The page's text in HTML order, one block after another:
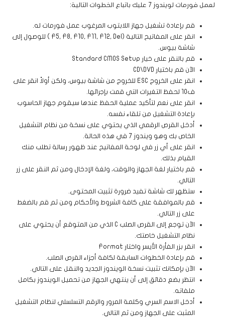
لعمل فورمات لويندوز 7 عليك باتباع الخطوات التالية:
قم بإعادة تشغيل جهاز اللابتوب المرغوب عمل فورمات له.
انقر على المفاتيح التالية (F5, F8, F10, F11, F12, Del ) للوصول إلى
شاشة بيوس.
قم بالنقر على خيار Standard CMOS Setup
الآن قم باختيار CD\DVD
انقر على الخروج ESC للخروج من شاشة بيوس، ولكن أولاً انقر على
ف10 لحفظ التغيرات التي قمت بإجرائها.
انقر على نعم لتأكيد عملية الحفظ عندها سيقوم جهاز الحاسوب
بإعادة التشغيل من تلقاء نفسه.
أدخل القرص الرقمي الذي يحتوي على نسخة من نظام التشغيل
الخاص بك وهو ويندوز 7 في هذه الحالة.
انقر على أي زر في لوحة المفاتيح عند ظهور رسالة تطلب منك
القيام بذلك.
قم باختيار لغة الجهاز والوقت، ولغة الإدخال ومن ثم النقر على زر
التالي.
ستظهر لك شاشة تفيد ضرورة تثبيت المحتوى.
قم بالموافقة على كافة الشروط والأحكام ومن ثم قم بالضغط
على زر التالي.
الآن توجع إلى القرص الصلب C الذي من المتوقع أن يحتوي على
نظام التشغيل خاصتك.
انقر بزر الفأرة الأيسر واختار Format
قم بإعادة الخطوات السابقة لكافة أجزاء القرص الصلب.
الآن بإمكانك تثبيت نسخة الويندوز الجديد والنقل على التالي.
انتظر بضع دقائق إلى أن ينتهي الجهاز من تحميل الويندوز بكامل
ملفاته.
أدخل الاسم السري وكلمة المرور والرقم التسلسلي لنظام التشغيل
المثبت على الجهاز ومن ثم التالي.